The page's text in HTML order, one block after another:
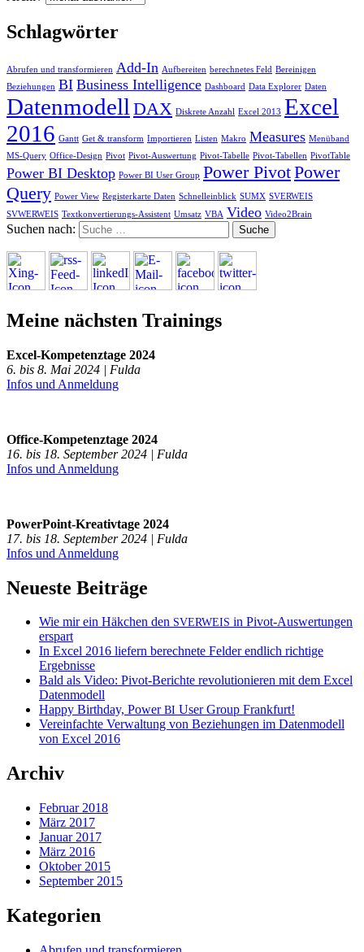
Schlagwörter
Abrufen und transformieren Add-In Aufbereiten berechnetes Feld Bereinigen
Beziehungen BI Business Intelligence Dashboard Data Explorer Daten
Datenmodell DAX Diskrete Anzahl Excel 2013 Excel
2016 Gantt Get & transform Importieren Listen Makro Measures Menüband
MS-Query Office-Design Pivot Pivot-Auswertung Pivot-Tabelle Pivot-Tabellen PivotTable
Power BI Desktop Power BI User Group Power PivotPower
Query Power View Registerkarte Daten Schnelleinblick SUMX SVERWEIS
SVWERWEIS Textkonvertierungs-Assistent Umsatz VBA Video Video2Brain
Suchen nach:
Meine nächsten Trainings
Excel-Kompetenztage 2024
6. bis 8. Mai 2024 | Fulda
Infos und Anmeldung
Office-Kompetenztage 2024
16. bis 18. September 2024 | Fulda
Infos und Anmeldung
PowerPoint-Kreativtage 2024
17. bis 18. September 2024 | Fulda
Infos und Anmeldung
Neueste Beiträge
Wie mir ein Häkchen den SVERWEIS in Pivot-Auswertungen
erspart
In Excel 2016 liefern berechnete Felder endlich richtige
Ergebnisse
Bald als Video: Pivot-Berichte revolutionieren mit dem Excel
Datenmodell
Happy Birthday, PowerBI User Group Frankfurt!
Vereinfachte Verwaltung von Beziehungen im Datenmodell
von Excel 2016
Archiv
Februar 2018
März 2017
Januar 2017
März 2016
Oktober 2015
September 2015
Kategorien